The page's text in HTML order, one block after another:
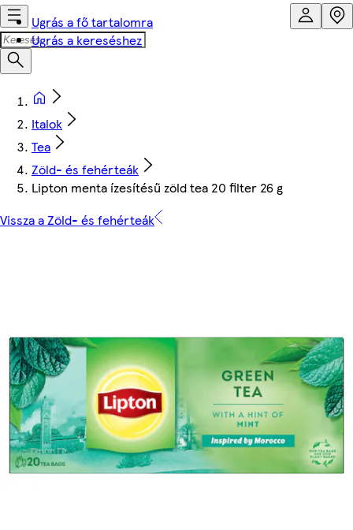
Ugrás a fő tartalomra
Ugrás a kereséshez
Italok
Tea
Zöld- és fehérteák
Lipton menta ízesítésű zöld tea 20 filter 26 g
Vissza a Zöld- és fehérteák